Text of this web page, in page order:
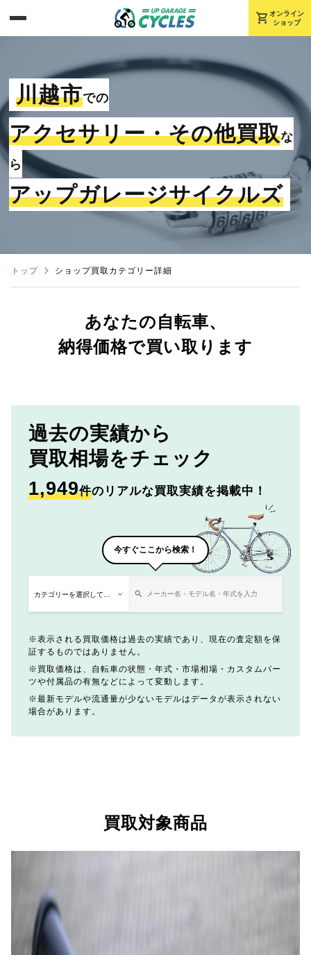
shopping_cart オンライン
ショップ
川越市での
アクセサリー・その他買取な
ら
アップガレージサイクルズ
トップ ショップ買取カテゴリー詳細
あなたの自転車、
納得価格で買い取ります
過去の実績から
買取相場をチェック
1,949件のリアルな買取実績を掲載中！
今すぐここから検索！
表示される買取価格は過去の実績であり、現在の査定額を保
証するものではありません。
買取価格は、自転車の状態・年式・市場相場・カスタムパー
ツや付属品の有無などによって変動します。
最新モデルや流通量が少ないモデルはデータが表示されない
場合があります。
買取対象商品